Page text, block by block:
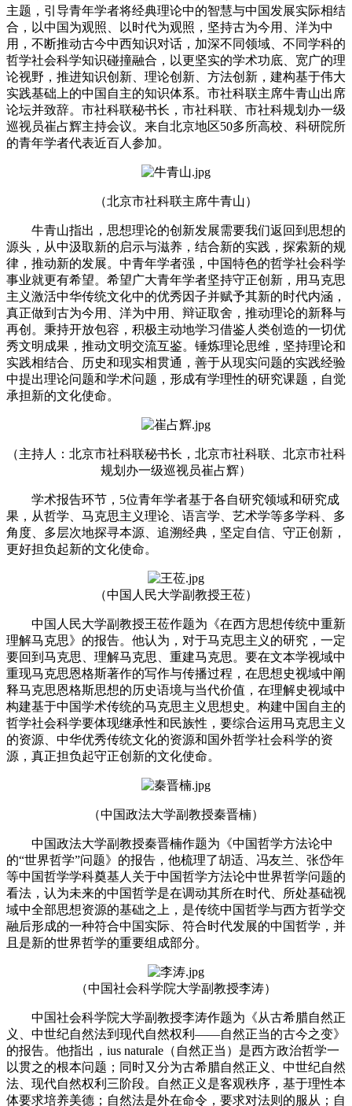
主题，引导青年学者将经典理论中的智慧与中国发展实际相结
合，以中国为观照、以时代为观照，坚持古为今用、洋为中
用，不断推动古今中西知识对话，加深不同领域、不同学科的
哲学社会科学知识碰撞融合，以更坚实的学术功底、宽广的理
论视野，推进知识创新、理论创新、方法创新，建构基于伟大
实践基础上的中国自主的知识体系。市社科联主席牛青山出席
论坛并致辞。市社科联秘书长，市社科联、市社科规划办一级
巡视员崔占辉主持会议。来自北京地区50多所高校、科研院所
的青年学者代表近百人参加。
（北京市社科联主席牛青山）
牛青山指出，思想理论的创新发展需要我们返回到思想的
源头，从中汲取新的启示与滋养，结合新的实践，探索新的规
律，推动新的发展。中青年学者强，中国特色的哲学社会科学
事业就更有希望。希望广大青年学者坚持守正创新，用马克思
主义激活中华传统文化中的优秀因子并赋予其新的时代内涵，
真正做到古为今用、洋为中用、辩证取舍，推动理论的新释与
再创。秉持开放包容，积极主动地学习借鉴人类创造的一切优
秀文明成果，推动文明交流互鉴。锤炼理论思维，坚持理论和
实践相结合、历史和现实相贯通，善于从现实问题的实践经验
中提出理论问题和学术问题，形成有学理性的研究课题，自觉
承担新的文化使命。
（主持人：北京市社科联秘书长，北京市社科联、北京市社科
规划办一级巡视员崔占辉）
学术报告环节，5位青年学者基于各自研究领域和研究成
果，从哲学、马克思主义理论、语言学、艺术学等多学科、多
角度、多层次地探寻本源、追溯经典，坚定自信、守正创新，
更好担负起新的文化使命。
（中国人民大学副教授王莅）
中国人民大学副教授王莅作题为《在西方思想传统中重新
理解马克思》的报告。他认为，对于马克思主义的研究，一定
要回到马克思、理解马克思、重建马克思。要在文本学视域中
重现马克思恩格斯著作的写作与传播过程，在思想史视域中阐
释马克思恩格斯思想的历史语境与当代价值，在理解史视域中
构建基于中国学术传统的马克思主义思想史。构建中国自主的
哲学社会科学要体现继承性和民族性，要综合运用马克思主义
的资源、中华优秀传统文化的资源和国外哲学社会科学的资
源，真正担负起守正创新的文化使命。
（中国政法大学副教授秦晋楠）
中国政法大学副教授秦晋楠作题为《中国哲学方法论中
的“世界哲学”问题》的报告，他梳理了胡适、冯友兰、张岱年
等中国哲学学科奠基人关于中国哲学方法论中世界哲学问题的
看法，认为未来的中国哲学是在调动其所在时代、所处基础视
域中全部思想资源的基础之上，是传统中国哲学与西方哲学交
融后形成的一种符合中国实际、符合时代发展的中国哲学，并
且是新的世界哲学的重要组成部分。
（中国社会科学院大学副教授李涛）
中国社会科学院大学副教授李涛作题为《从古希腊自然正
义、中世纪自然法到现代自然权利——自然正当的古今之变》
的报告。他指出，ius naturale（自然正当）是西方政治哲学一
以贯之的根本问题；同时又分为古希腊自然正义、中世纪自然
法、现代自然权利三阶段。自然正义是客观秩序，基于理性本
体要求培养美德；自然法是外在命令，要求对法则的服从；自